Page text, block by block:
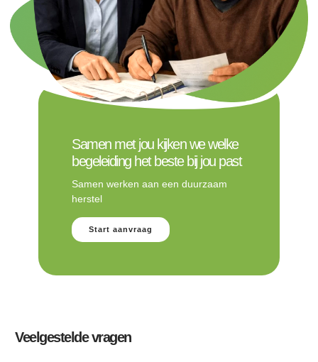
Samen met jou kijken we welke
begeleiding het beste bij jou past
Samen werken aan een duurzaam
herstel
Start aanvraag
Veelgestelde vragen